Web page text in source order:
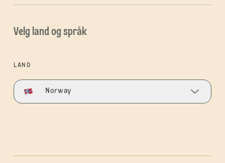
Velg land og språk
LAND
Norway